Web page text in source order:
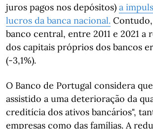
juros pagos nos depósitos) a
lucros da banca nacional.
banco central, entre 2011 e 2021 a
dos capitais próprios dos bancos
(-3,1%).
O Banco de Portugal considera
assistido a uma deterioração da
creditícia dos ativos bancários",
empresas como das famílias. A